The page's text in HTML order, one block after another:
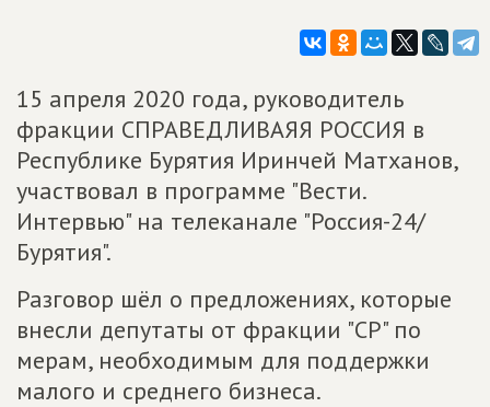
15 апреля 2020 года, руководитель
фракции СПРАВЕДЛИВАЯЯ РОССИЯ в
Республике Бурятия Иринчей Матханов,
участвовал в программе "Вести.
Интервью" на телеканале "Россия-24/
Бурятия".
Разговор шёл о предложениях, которые
внесли депутаты от фракции "СР" по
мерам, необходимым для поддержки
малого и среднего бизнеса.